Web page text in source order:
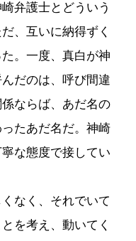
弁護士とどういう
、互いに納得ずく
。一度、真白が神
だのは、呼び間違
ならば、あだ名の
たあだ名だ。神崎
な態度で接してい
なく、それでいて
を考え、動いてく